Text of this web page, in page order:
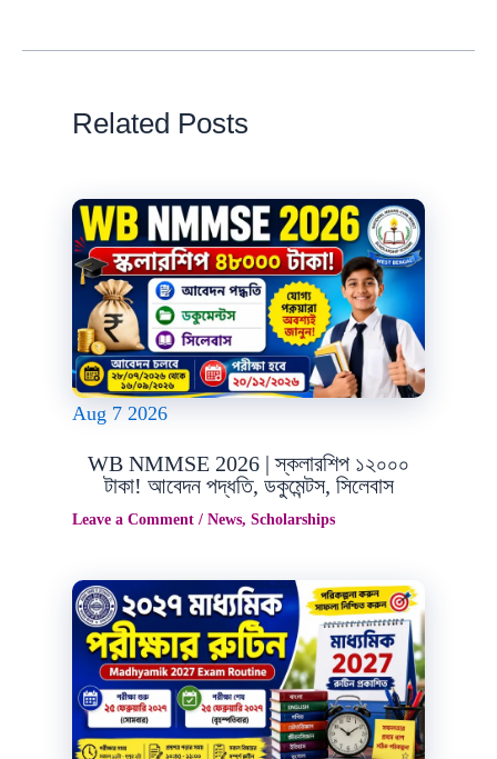
Related Posts
Aug 7 2026
WB NMMSE 2026 | স্কলারশিপ ১২০০০
টাকা! আবেদন পদ্ধতি, ডকুমেন্টস, সিলেবাস
Leave a Comment / News, Scholarships